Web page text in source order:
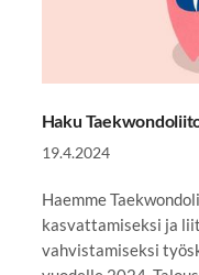
Haku
19.4.2024
Haemme
kasvattamiseksi ja
vahvistamiseksi